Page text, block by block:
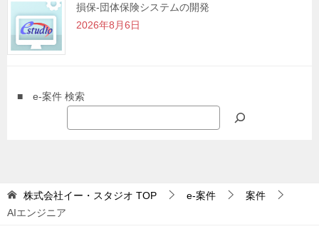
損保-団体保険システムの開発
2026年8月6日
■ e-案件 検索
株式会社イー・スタジオ TOP e-案件
案件
AIエンジニア